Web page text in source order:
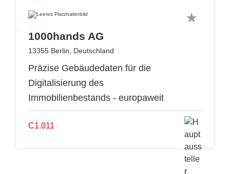
1000hands AG
13355 Berlin, Deutschland
Präzise Gebäudedaten für die
Digitalisierung des
Immobilienbestands - europaweit
C1.011